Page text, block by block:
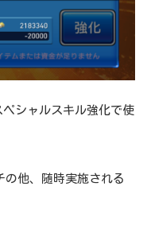
ペシャルスキル強化で使
の他、随時実施される